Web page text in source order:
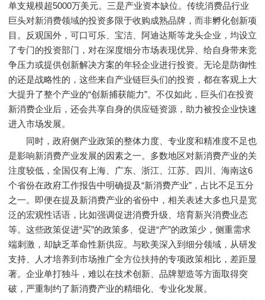
单支规模超5000万美元。三是产业资本缺位。传统消费品行业
巨头对新消费领域的投资多限于收购成熟品牌，而非孵化创新项
目。反观国外，可口可乐、宝洁、阿迪达斯等龙头企业，均设立
了专门的投资部门，对在深度细分市场表现优异、给自身带来竞
争压力或提供创新解决方案的年轻企业进行投资。无论是防御性
的还是战略性的，这些来自产业链巨头们的投资，都在客观上大
大提升了整个产业的“创新捕获能力”。不仅如此，巨头们在投资
新消费企业后，还会共享自身的供应链资源，助力被投企业快速
进入市场发展。
同时，政府侧产业政策的整体力度、专业度和精准度不足也
是影响新消费产业发展的因素之一。多数地区对新消费产业的关
注度较低，全国仅有上海、广东、浙江、江苏、四川、海南这6
个省份在政府工作报告中明确提及“新消费产业”，占比不足五分
之一。即便在提及新消费产业的省份中，相关表述大多也只是宽
泛的宏观性话语，比如强调促进消费升级、培育新兴消费业态
等。这些政策促进“买”的政策多、促进“产”的政策少，侧重需求
端刺激，却缺乏革命性新供应。与欧美深入到细分领域，从研发
支持、人才培养到市场推广全方位扶持的专项政策相比，差距显
著。企业单打独斗，难以在技术创新、品牌塑造等方面取得突
破，严重制约了新消费产业的精细化、专业化发展。